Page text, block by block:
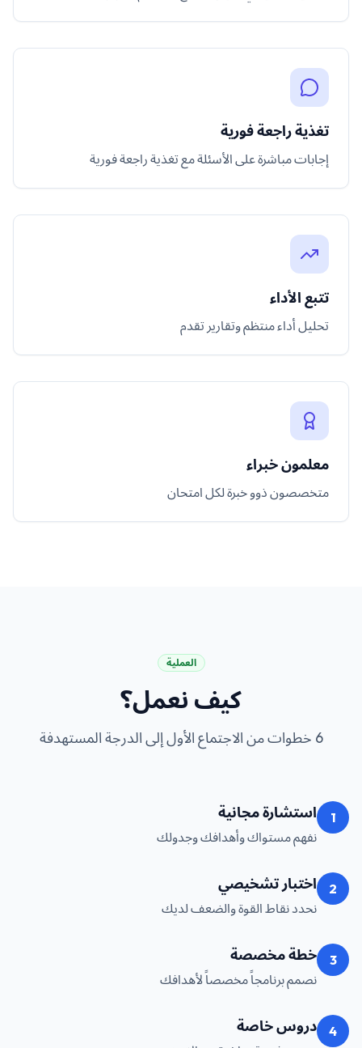
تغذية راجعة فورية
إجابات مباشرة على الأسئلة مع تغذية راجعة فورية
تتبع الأداء
تحليل أداء منتظم وتقارير تقدم
معلمون خبراء
متخصصون ذوو خبرة لكل امتحان
العملية
كيف نعمل؟
6 خطوات من الاجتماع الأول إلى الدرجة المستهدفة
1 استشارة مجانية
نفهم مستواك وأهدافك وجدولك
2 اختبار تشخيصي
نحدد نقاط القوة والضعف لديك
3 خطة مخصصة
نصمم برنامجاً مخصصاً لأهدافك
4 دروس خاصة